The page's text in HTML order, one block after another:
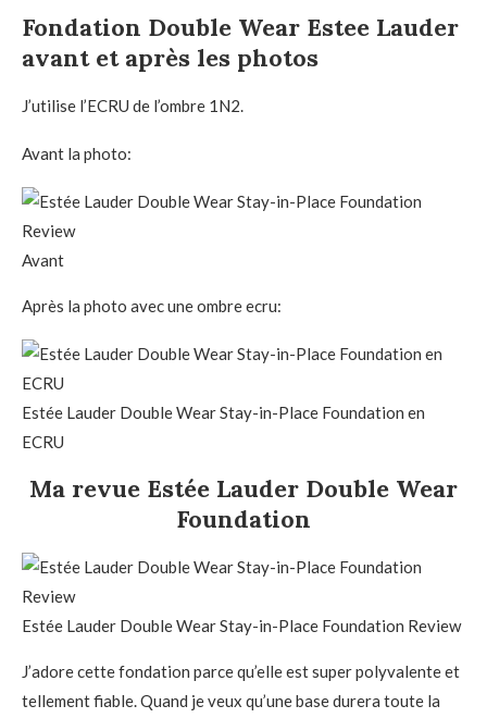
Fondation Double Wear Estee Lauder
avant et après les photos
J’utilise l’ECRU de l’ombre 1N2.
Avant la photo:
Avant
Après la photo avec une ombre ecru:
Estée Lauder Double Wear Stay-in-Place Foundation en
ECRU
Ma revue Estée Lauder Double Wear
Foundation
Estée Lauder Double Wear Stay-in-Place Foundation Review
J’adore cette fondation parce qu’elle est super polyvalente et
tellement fiable. Quand je veux qu’une base durera toute la